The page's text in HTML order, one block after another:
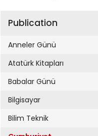
Publication
Anneler Günü
Atatürk Kitapları
Babalar Günü
Bilgisayar
Bilim Teknik